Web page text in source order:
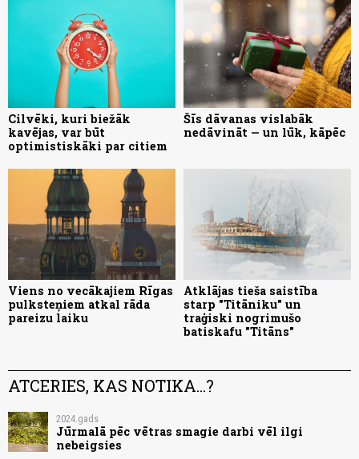
Cilvēki, kuri biežāk
kavējas, var būt
optimistiskāki par citiem
Šīs dāvanas vislabāk
nedāvināt — un lūk, kāpēc
Viens no vecākajiem Rīgas
pulksteņiem atkal rāda
pareizu laiku
Atklājas tieša saistība
starp "Titāniku" un
traģiski nogrimušo
batiskafu "Titāns"
ATCERIES, KAS NOTIKA...?
2024.gads
Jūrmalā pēc vētras smagie darbi vēl ilgi
nebeigsies